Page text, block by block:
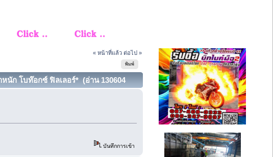
« หน้าที่แล้ว ต่อไป »
พิมพ์
นัก โบท๊อกซ์ ฟิลเลอร์* (อ่าน 130604
บันทึกการเข้า